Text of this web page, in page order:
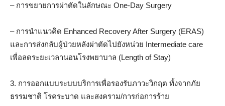
– การขยายการผ่าตัดในลักษณะ One-Day Surgery
– การนำแนวคิด Enhanced Recovery After Surgery (ERAS)
และการส่งกลับผู้ป่วยหลังผ่าตัดไปยังหน่วย Intermediate care
เพื่อลดระยะเวลานอนโรงพยาบาล (Length of Stay)
3. การออกแบบระบบบริการเพื่อรองรับภาวะวิกฤต ทั้งจากภัย
ธรรมชาติ โรคระบาด และสงคราม/การก่อการร้าย